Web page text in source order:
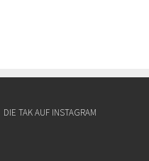
DIE TAK AUF INSTAGRAM